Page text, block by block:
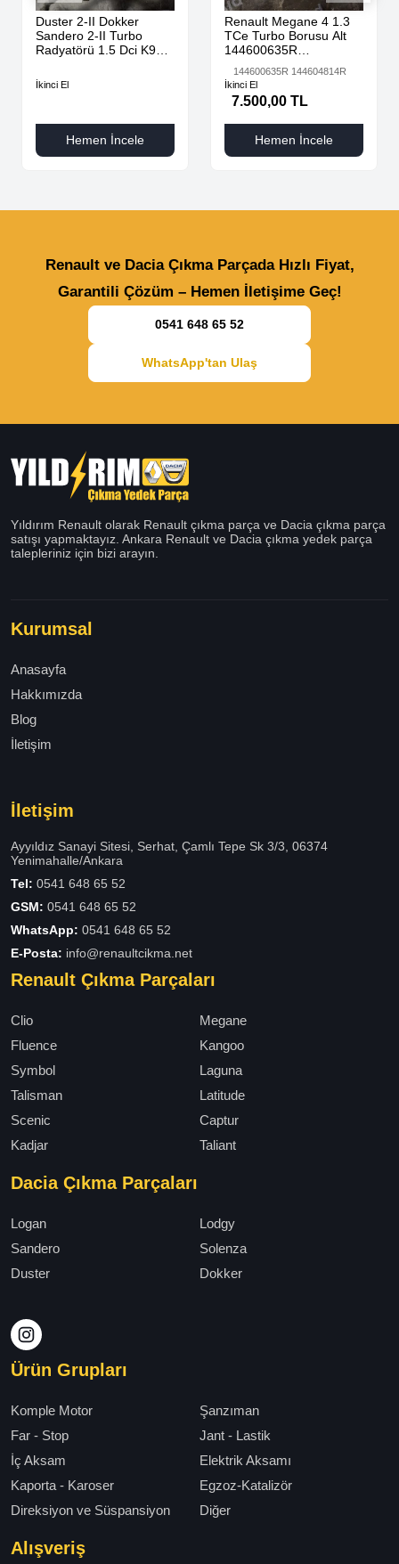
Duster 2-II Dokker
Sandero 2-II Turbo
Radyatörü 1.5 Dci K9K
144967867R-
İkinci El
Hemen İncele
Renault Megane 4 1.3
TCe Turbo Borusu Alt
144600635R
144600635R 144604814R
İkinci El
7.500,00 TL
Hemen İncele
Renault ve Dacia Çıkma Parçada Hızlı Fiyat,
Garantili Çözüm – Hemen İletişime Geç!
0541 648 65 52
WhatsApp'tan Ulaş
Yıldırım Renault olarak Renault çıkma parça ve Dacia çıkma parça
satışı yapmaktayız. Ankara Renault ve Dacia çıkma yedek parça
talepleriniz için bizi arayın.
Kurumsal
Anasayfa
Hakkımızda
Blog
İletişim
İletişim
Ayyıldız Sanayi Sitesi, Serhat, Çamlı Tepe Sk 3/3, 06374
Yenimahalle/Ankara
Tel: 0541 648 65 52
GSM: 0541 648 65 52
WhatsApp: 0541 648 65 52
E-Posta: info@renaultcikma.net
Renault Çıkma Parçaları
Clio
Megane
Fluence
Kangoo
Symbol
Laguna
Talisman
Latitude
Scenic
Captur
Kadjar
Taliant
Dacia Çıkma Parçaları
Logan
Lodgy
Sandero
Solenza
Duster
Dokker
Ürün Grupları
Komple Motor
Şanzıman
Far - Stop
Jant - Lastik
İç Aksam
Elektrik Aksamı
Kaporta - Karoser
Egzoz-Katalizör
Direksiyon ve Süspansiyon
Diğer
Alışveriş